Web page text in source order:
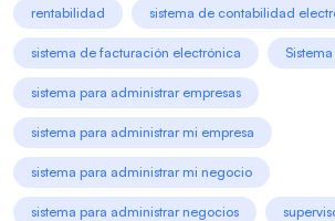
rentabilidad sistema de contabilidad
sistema de facturación electrónica Sistema
sistema para administrar empresas
sistema para administrar mi empresa
sistema para administrar mi negocio
sistema para administrar negocios